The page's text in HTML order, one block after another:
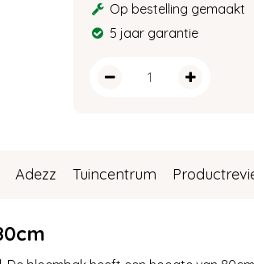
Op bestelling gemaakt
5 jaar garantie
Adezz Tuincentrum